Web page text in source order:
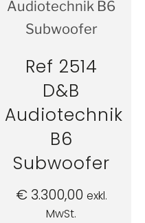
Ref 2514
D&B
Audiotechnik
B6
Subwoofer
€3.300,00 exkl.
MwSt.